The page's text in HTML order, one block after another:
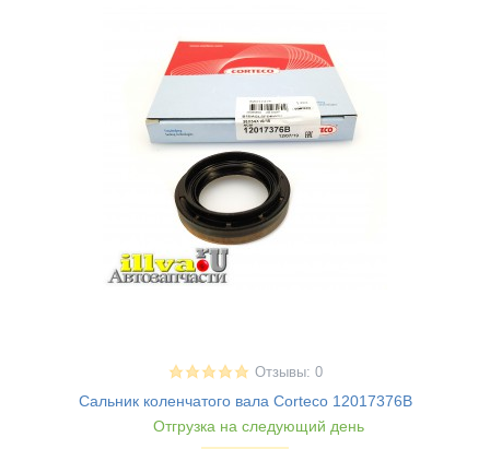
Отзывы: 0
Сальник коленчатого вала Corteco 12017376B
Отгрузка на следующий день